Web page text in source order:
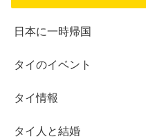
日本に一時帰国
タイのイベント
タイ情報
タイ人と結婚